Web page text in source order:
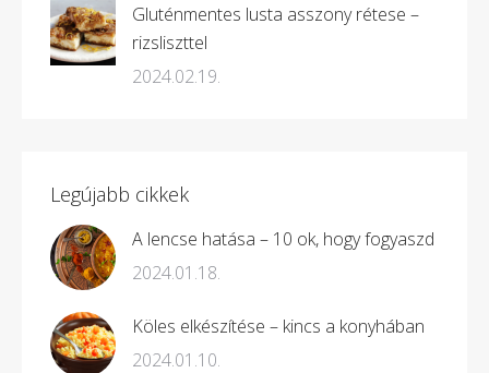
Gluténmentes lusta asszony rétese –
rizsliszttel
2024.02.19.
Legújabb cikkek
A lencse hatása – 10 ok, hogy fogyaszd
2024.01.18.
Köles elkészítése – kincs a konyhában
2024.01.10.